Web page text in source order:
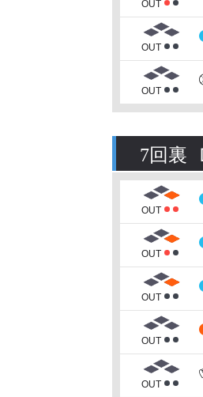
OUT
OUT
OUT
7回裏
OUT
OUT
OUT
OUT
OUT